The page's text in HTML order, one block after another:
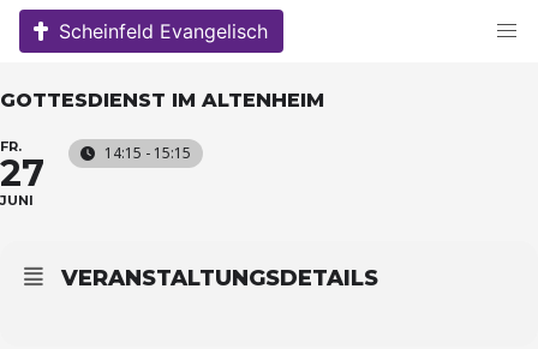
Skip
Scheinfeld Evangelisch
GOTTESDIENST IM ALTENHEIM
FR.
27
JUNI
14:15 - 15:15
VERANSTALTUNGSDETAILS